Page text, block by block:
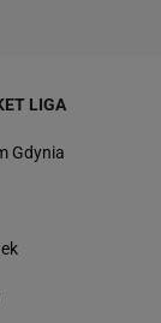
LIGA
Gdynia